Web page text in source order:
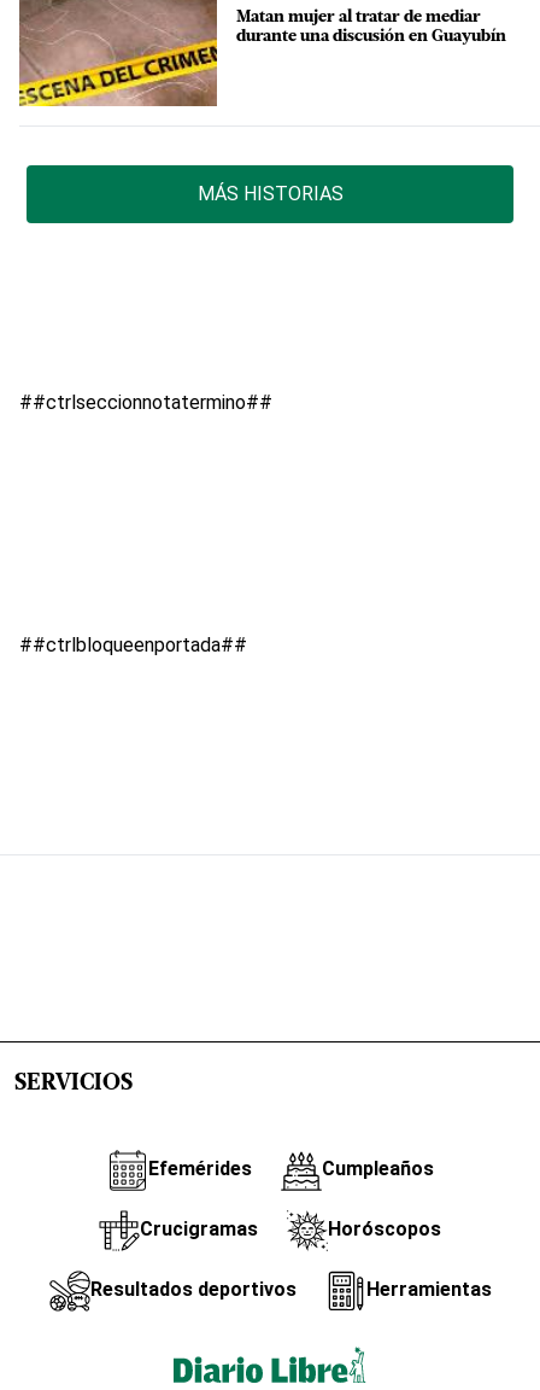
Matan mujer al tratar de mediar
durante una discusión en Guayubín
MÁS HISTORIAS
##ctrlseccionnotatermino##
##ctrlbloqueenportada##
SERVICIOS
Efemérides Cumpleaños
Crucigramas Horóscopos
Resultados deportivos Herramientas